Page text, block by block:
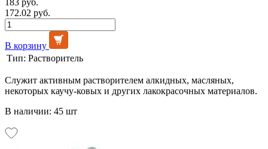
172.02 руб.
В корзину
Тип: Растворитель
Служит активным растворителем алкидных, масляных,
некоторых каучу-ковых и других лакокрасочных материалов.
В наличии: 45 шт